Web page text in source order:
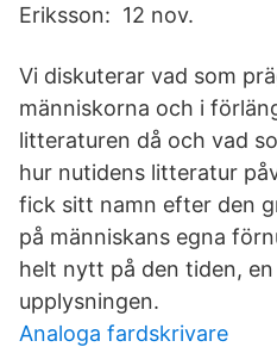
Eriksson: 12 nov.
Vi diskuterar vad som
människorna och i
litteraturen då och vad
hur nutidens litteratur
fick sitt namn efter den
på människans egna
helt nytt på den tiden,
upplysningen.
Analoga fardskrivare